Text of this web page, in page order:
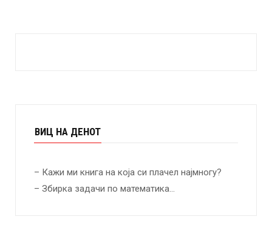
ВИЦ НА ДЕНОТ
– Кажи ми книга на која си плачел најмногу?
– Збирка задачи по математика…